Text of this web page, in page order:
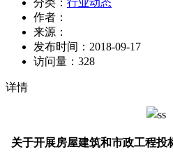
分类： 行业动态
作者：
来源：
发布时间： 2018-09-17
访问量： 328
详情
关于开展房屋建筑和市政工程投